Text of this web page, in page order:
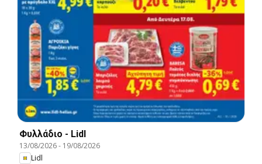
Φυλλάδιο - Lidl
13/08/2026- 19/08/2026
Lidl